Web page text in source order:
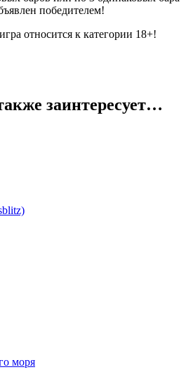
победителем!
относится к категории 18+!
заинтересует…
моря